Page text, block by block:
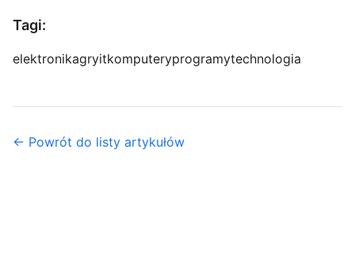
Tagi:
elektronikagryitkomputeryprogramytechnologia
← Powrót do listy artykułów